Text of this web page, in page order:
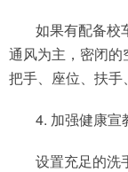
如果有配备校
通风为主，密闭
把手、座位、扶手
4. 加强健康宣
设置充足的洗